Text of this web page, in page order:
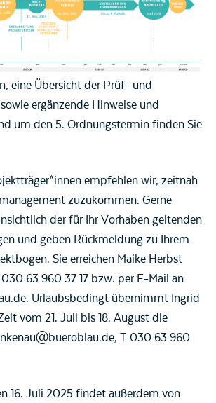
eine Übersicht der Prüf- und
ergänzende Hinweise und
um den 5. Ordnungstermin finden Sie
empfehlen wir, zeitnah
zuzukommen. Gerne
der für Ihr Vorhaben geltenden
und geben Rückmeldung zu Ihrem
Sie erreichen Maike Herbst
63 960 37 17 bzw. per E-Mail an
Urlaubsbedingt übernimmt Ingrid
vom 21. Juli bis 18. August die
T 030 63 960
16. Juli 2025 findet außerdem von